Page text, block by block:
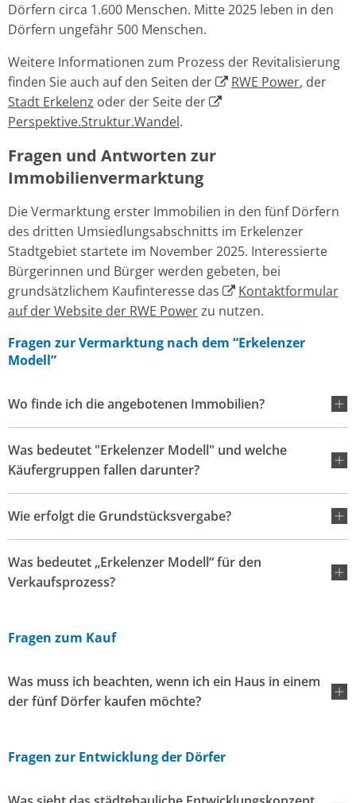
Dörfern circa 1.600 Menschen. Mitte 2025 leben in den
Dörfern ungefähr 500 Menschen.
Weitere Informationen zum Prozess der Revitalisierung
finden Sie auch auf den Seiten der
RWE Power, der
Stadt Erkelenz oder der Seite der
Perspektive.Struktur.Wandel.
Fragen und Antworten zur
Immobilienvermarktung
Die Vermarktung erster Immobilien in den fünf Dörfern
des dritten Umsiedlungsabschnitts im Erkelenzer
Stadtgebiet startete im November 2025. Interessierte
Bürgerinnen und Bürger werden gebeten, bei
grundsätzlichem Kaufinteresse das
Kontaktformular
auf der Website der RWE Powerzu nutzen.
Fragen zur Vermarktung nach dem “Erkelenzer
Modell”
Wo finde ich die angebotenen Immobilien?
Was bedeutet "Erkelenzer Modell" und welche
Käufergruppen fallen darunter?
Wie erfolgt die Grundstücksvergabe?
Was bedeutet „Erkelenzer Modell“ für den
Verkaufsprozess?
Fragen zum Kauf
Was muss ich beachten, wenn ich ein Haus in einem
der fünf Dörfer kaufen möchte?
Fragen zur Entwicklung der Dörfer